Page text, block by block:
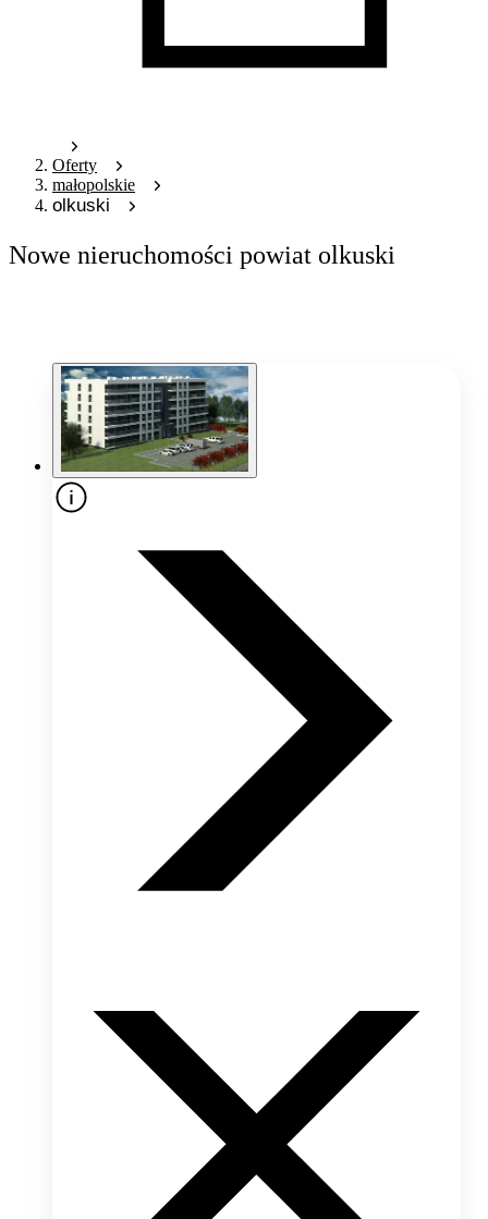
Oferty
małopolskie
olkuski
Nowe nieruchomości powiat olkuski